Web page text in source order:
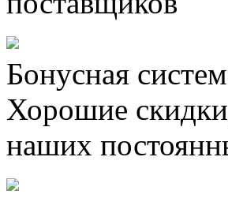
Бонусная
Хорошие
наших